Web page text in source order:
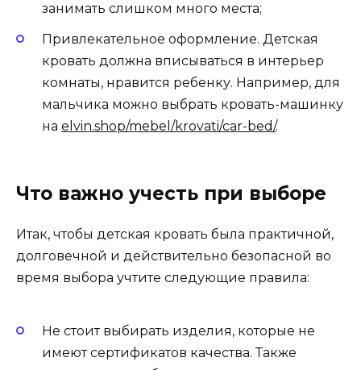
занимать слишком много места;
Привлекательное оформление. Детская
кровать должна вписываться в интерьер
комнаты, нравится ребенку. Например, для
мальчика можно выбрать кровать-машинку
на elvin.shop/mebel/krovati/car-bed/.
Что важно учесть при выборе
Итак, чтобы детская кровать была практичной,
долговечной и действительно безопасной во
время выбора учтите следующие правила:
Не стоит выбирать изделия, которые не
имеют сертификатов качества. Также